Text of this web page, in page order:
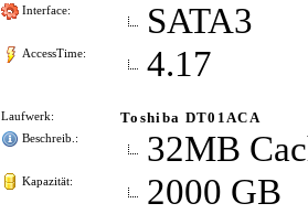
Interface: SATA3
AccessTime: 4.17
Laufwerk: Toshiba DT01ACA
Beschreib.: 32MB
Kapazität: 2000 GB